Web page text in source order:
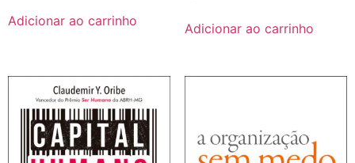
Adicionar ao carrinho Adicionar ao carrinho